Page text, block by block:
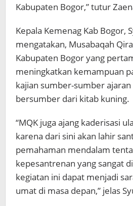
Kabupaten Bogor,” tutur
Kepala Kemenag Kab Bogor,
mengatakan, Musabaqah
Kabupaten Bogor yang
meningkatkan kemampuan
kajian sumber-sumber ajaran
bersumber dari kitab kuning.
“MQK juga ajang kaderisasi
karena dari sini akan lahir
pemahaman mendalam
kepesantrenan yang sangat
kegiatan ini dapat menjadi
umat di masa depan,” jelas